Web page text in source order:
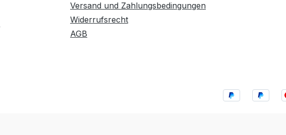
Versand und Zahlungsbedingungen
Widerrufsrecht
AGB